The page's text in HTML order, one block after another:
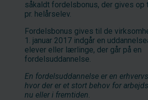
såkaldt fordelsbonus, der gives op
pr. helårselev.
Fordelsbonus gives til de
1. januar 2017 indgår en
elever eller lærlinge, der går på en
fordelsuddannelse.
En fordelsuddannelse er en
hvor der er et stort behov for
nu eller i fremtiden.